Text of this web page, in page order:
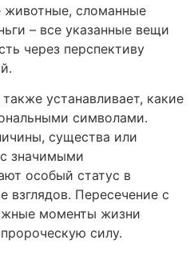
животные, сломанные
– все указанные вещи
через перспективу
устанавливает, какие
символами.
существа или
значимыми
особый статус в
взглядов. Пересечение с
моменты жизни
силу.